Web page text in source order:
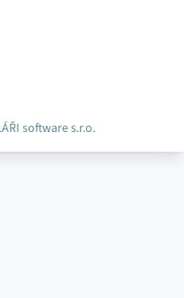
software s.r.o.